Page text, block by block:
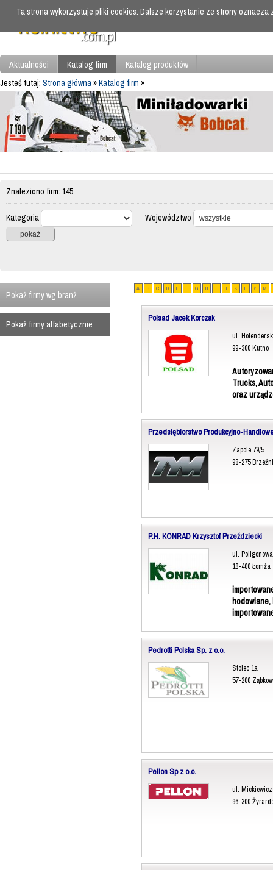
Aktualności Katalog firm
Katalog produktów
Jesteś tutaj: Strona główna»Katalog firm »
Znaleziono firm: 145
Kategoria Województwo
Pokaż firmy wg branż
Pokaż firmy alfabetycznie
A B C D E F G H I J K L Ł M
Polsad Jacek Korczak
ul.
99-300 Kutno
Trucks,
oraz
Przedsiębiorstwo Produkcyjno-
Zapole 79/5
98-275
P.H. KONRAD Krzysztof Przeździecki
ul.
18-400 Łomża
Pedrotti Polska Sp. z o.o.
Stolec 1a
57-200
Pellon Sp z o.o.
ul.
96-300
Ta strona wykorzystuje pliki cookies. Dalsze korzystanie ze strony